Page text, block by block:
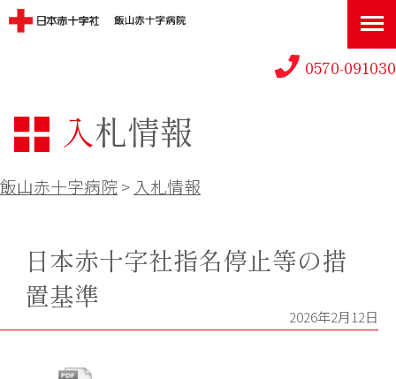
0570-091030
入札情報
飯山赤十字病院> 入札情報
日本赤十字社指名停止等の措
置基準
2026年2月12日